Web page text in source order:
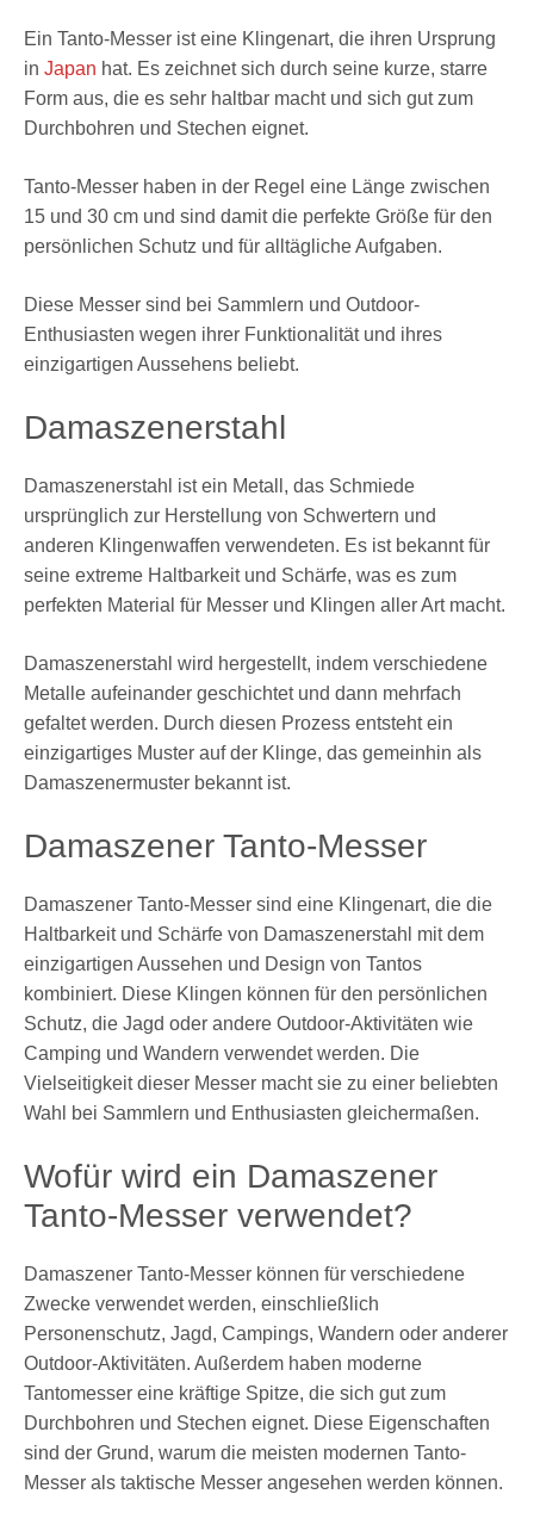
Ein Tanto-Messer ist eine Klingenart, die ihren Ursprung
in Japan hat. Es zeichnet sich durch seine kurze, starre
Form aus, die es sehr haltbar macht und sich gut zum
Durchbohren und Stechen eignet.
Tanto-Messer haben in der Regel eine Länge zwischen
15 und 30 cm und sind damit die perfekte Größe für den
persönlichen Schutz und für alltägliche Aufgaben.
Diese Messer sind bei Sammlern und Outdoor-
Enthusiasten wegen ihrer Funktionalität und ihres
einzigartigen Aussehens beliebt.
Damaszenerstahl
Damaszenerstahl ist ein Metall, das Schmiede
ursprünglich zur Herstellung von Schwertern und
anderen Klingenwaffen verwendeten. Es ist bekannt für
seine extreme Haltbarkeit und Schärfe, was es zum
perfekten Material für Messer und Klingen aller Art macht.
Damaszenerstahl wird hergestellt, indem verschiedene
Metalle aufeinander geschichtet und dann mehrfach
gefaltet werden. Durch diesen Prozess entsteht ein
einzigartiges Muster auf der Klinge, das gemeinhin als
Damaszenermuster bekannt ist.
Damaszener Tanto-Messer
Damaszener Tanto-Messer sind eine Klingenart, die die
Haltbarkeit und Schärfe von Damaszenerstahl mit dem
einzigartigen Aussehen und Design von Tantos
kombiniert. Diese Klingen können für den persönlichen
Schutz, die Jagd oder andere Outdoor-Aktivitäten wie
Camping und Wandern verwendet werden. Die
Vielseitigkeit dieser Messer macht sie zu einer beliebten
Wahl bei Sammlern und Enthusiasten gleichermaßen.
Wofür wird ein Damaszener
Tanto-Messer verwendet?
Damaszener Tanto-Messer können für verschiedene
Zwecke verwendet werden, einschließlich
Personenschutz, Jagd, Campings, Wandern oder anderer
Outdoor-Aktivitäten. Außerdem haben moderne
Tantomesser eine kräftige Spitze, die sich gut zum
Durchbohren und Stechen eignet. Diese Eigenschaften
sind der Grund, warum die meisten modernen Tanto-
Messer als taktische Messer angesehen werden können.